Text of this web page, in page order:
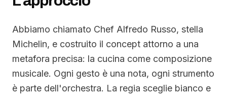
Abbiamo chiamato Chef Alfredo Russo, stella
Michelin, e costruito il concept attorno a una
metafora precisa: la cucina come composizione
musicale. Ogni gesto è una nota, ogni strumento
è parte dell'orchestra. La regia sceglie bianco e